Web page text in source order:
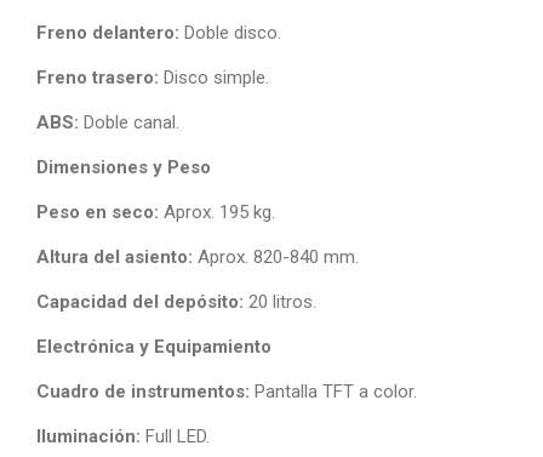
Freno delantero: Doble disco.
Freno trasero: Disco simple.
ABS: Doble canal.
Dimensiones y Peso
Peso en seco: Aprox. 195 kg.
Altura del asiento: Aprox. 820-840 mm.
Capacidad del depósito: 20 litros.
Electrónica y Equipamiento
Cuadro de instrumentos: Pantalla TFT a color.
Iluminación: Full LED.